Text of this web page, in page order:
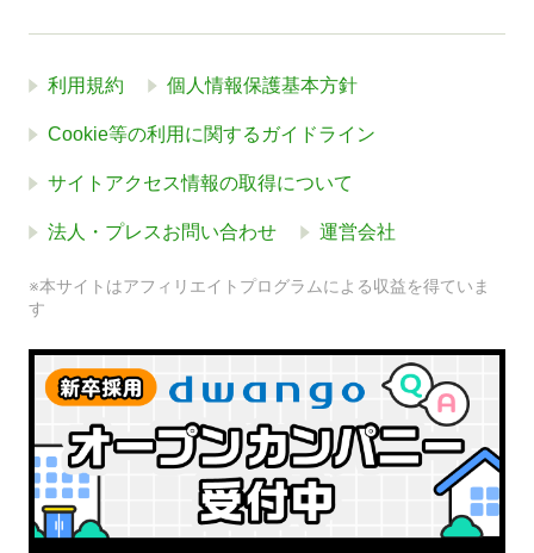
利用規約 個人情報保護基本方針
Cookie等の利用に関するガイドライン
サイトアクセス情報の取得について
法人・プレスお問い合わせ 運営会社
※本サイトはアフィリエイトプログラムによる収益を得ていま
す